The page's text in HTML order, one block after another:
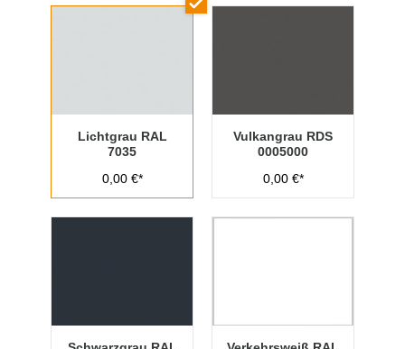
Lichtgrau RAL
7035
0,00 €*
Vulkangrau RDS
0005000
0,00 €*